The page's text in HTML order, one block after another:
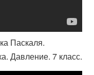
Паскаля.
Давление. 7 класс.